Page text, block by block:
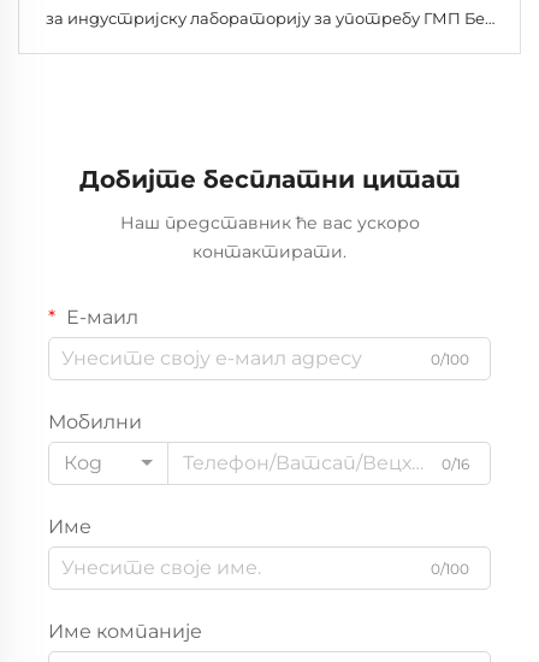
за индустријску лабораторију за употребу ГМП Без
прашине Модуларни чисти простор ХЕПА филтер 1
Добијте бесплатни цитат
Наш представник ће вас ускоро
контактирати.
Е-маил
0/100
Мобилни
Код
0/16
Име
0/100
Име компаније